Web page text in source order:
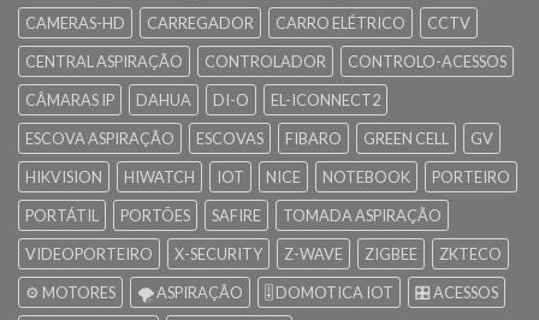
CAMERAS-HD
CARREGADOR CARRO ELÉTRICO
CCTV
CENTRAL ASPIRAÇÃO
CONTROLADOR
CONTROLO-ACESSOS
CÂMARAS IP
DAHUA DI-O
EL-ICONNECT2
ESCOVA ASPIRAÇÃO
ESCOVAS FIBARO GREEN CELL
GV
HIKVISION
HIWATCH IOT NICE NOTEBOOK
PORTEIRO
PORTÁTIL
PORTÕES SAFIRE
TOMADA ASPIRAÇÃO
VIDEOPORTEIRO
X-SECURITY Z-WAVE ZIGBEE
ZKTECO
⚙️ MOTORES
🌪️ ASPIRAÇÃO 🎚️ DOMOTICA IOT
🎛️ ACESSOS